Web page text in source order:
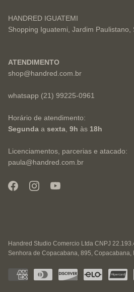
HANDRED IGUATEMI
Shopping Iguatemi, Jardim Paulistano,
ATENDIMENTO
shop@handred.com.br
whatsapp (21) 99225-0961
Horário de atendimento:
Segunda a sexta, 9h às 18h
Licenciamentos, parcerias e atacado:
paula@handred.com.br
Handred Studio Comercio Ltda CNPJ
Senhora de Copacabana, 895, Copacabana,